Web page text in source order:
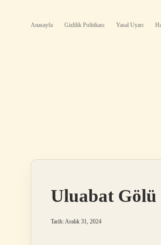
Anasayfa Gizlilik Politikası Yasal Uyarı
Uluabat Gölü
Tarih: Aralık 31, 2024